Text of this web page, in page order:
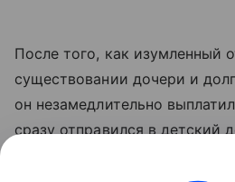
После того, как изумленный
существовании дочери и
он незамедлительно
сразу отправился в детский